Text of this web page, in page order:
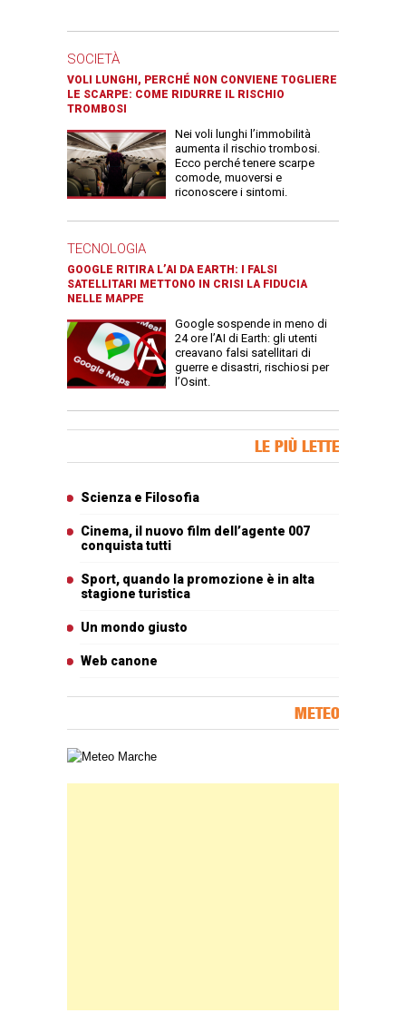
SOCIETÀ
VOLI LUNGHI, PERCHÉ NON CONVIENE TOGLIERE
LE SCARPE: COME RIDURRE IL RISCHIO
TROMBOSI
Nei voli lunghi l’immobilità
aumenta il rischio trombosi.
Ecco perché tenere scarpe
comode, muoversi e
riconoscere i sintomi.
TECNOLOGIA
GOOGLE RITIRA L’AI DA EARTH: I FALSI
SATELLITARI METTONO IN CRISI LA FIDUCIA
NELLE MAPPE
Google sospende in meno di
24 ore l’AI di Earth: gli utenti
creavano falsi satellitari di
guerre e disastri, rischiosi per
l’Osint.
LE PIÙ LETTE
Scienza e Filosofia
Cinema, il nuovo film dell’agente 007
conquista tutti
Sport, quando la promozione è in alta
stagione turistica
Un mondo giusto
Web canone
METEO
Carta meteorologica delle Marche